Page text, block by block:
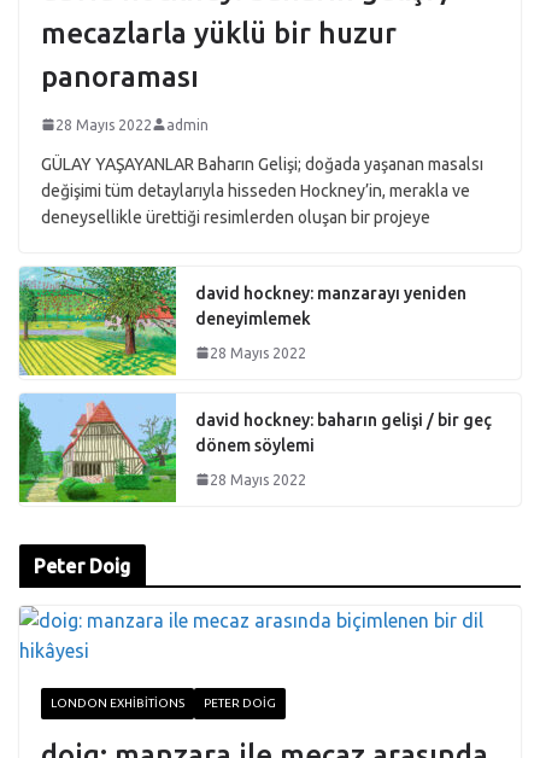
mecazlarla yüklü bir huzur
panoraması
28 Mayıs 2022 admin
GÜLAY YAŞAYANLAR Baharın Gelişi; doğada yaşanan masalsı
değişimi tüm detaylarıyla hisseden Hockney’in, merakla ve
deneysellikle ürettiği resimlerden oluşan bir projeye
david hockney: manzarayı yeniden
deneyimlemek
28 Mayıs 2022
david hockney: baharın gelişi / bir geç
dönem söylemi
28 Mayıs 2022
Peter Doig
LONDON EXHIBITIONS PETER DOIG